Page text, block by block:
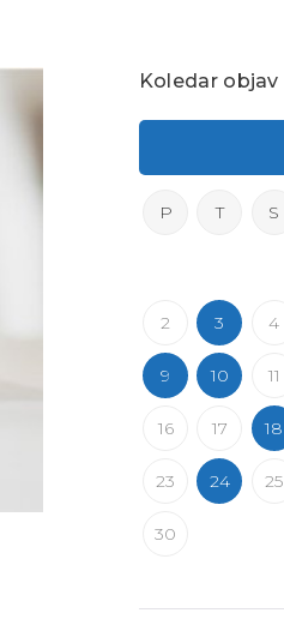
Koledar objav
P T S
2 3 4
9 10 11
16 17 18
23 24 25
30